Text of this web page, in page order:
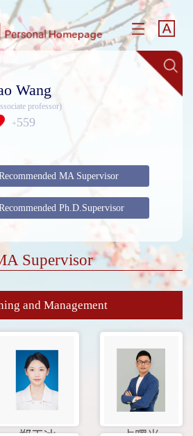
Wang
professor)
+559
MA Supervisor
Ph.D.Supervisor
Supervisor
and Management